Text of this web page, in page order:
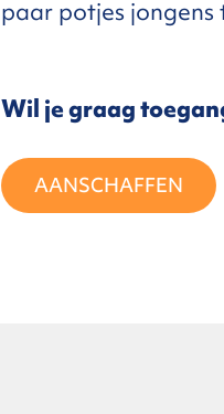
paar potjes jongens
Wil je graag
AANSCHAFFEN